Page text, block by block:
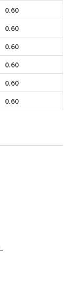
0.60
0.60
0.60
0.60
0.60
0.60